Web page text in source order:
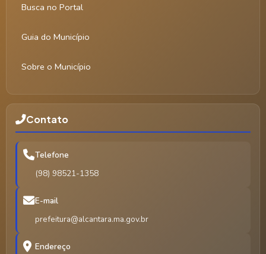
Busca no Portal
Guia do Município
Sobre o Município
Contato
Telefone
(98) 98521-1358
E-mail
prefeitura@alcantara.ma.gov.br
Endereço